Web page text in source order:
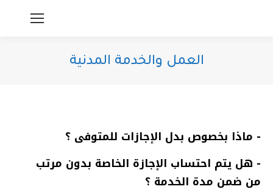
العمل والخدمة المدنية
- ماذا بخصوص بدل الإجازات للمتوفى ؟
- هل يتم احتساب الإجازة الخاصة بدون مرتب
من ضمن مدة الخدمة ؟